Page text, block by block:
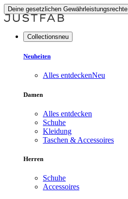
Deine gesetzlichen Gewährleistungsrechte
Collectionsneu
Neuheiten
Alles entdeckenNeu
Damen
Alles entdecken
Schuhe
Kleidung
Taschen & Accessoires
Herren
Schuhe
Accessoires